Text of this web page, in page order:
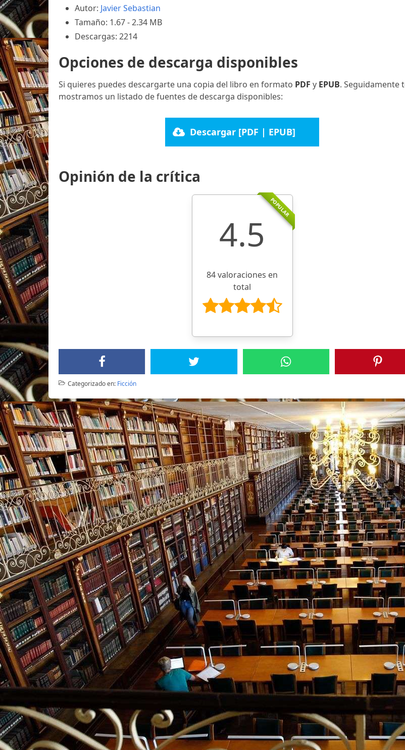
Autor: Javier Sebastian
Tamaño: 1.67 - 2.34 MB
Descargas: 2214
Opciones de descarga disponibles
Si quieres puedes descargarte una copia del libro en formato PDF y EPUB. Seguidamente
mostramos un listado de fuentes de descarga disponibles:
Descargar [PDF | EPUB]
Opinión de la crítica
POPULAR
4.5
84 valoraciones en
total
Categorizado en: Ficción